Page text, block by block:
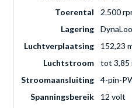
Toerental
2.500
Lagering
Luchtverplaatsing
152,23
Luchtstroom
tot 3,85
Stroomaansluiting
4-pin-
Spanningsbereik
12 volt